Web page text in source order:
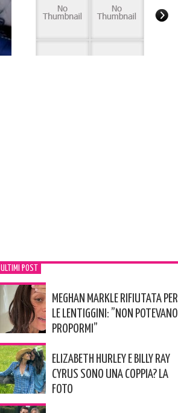
ULTIMI POST
MEGHAN MARKLE RIFIUTATA PER
LE LENTIGGINI: ”NON POTEVANO
PROPORMI”
ELIZABETH HURLEY E BILLY RAY
CYRUS SONO UNA COPPIA? LA
FOTO